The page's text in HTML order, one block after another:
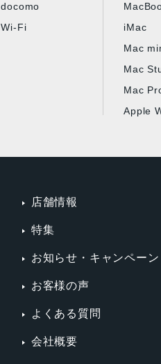
docomo
Wi-Fi
iMac
Mac
Mac
Mac
Apple
店舗情報
特集
お知らせ・キャンペーン
お客様の声
よくある質問
会社概要